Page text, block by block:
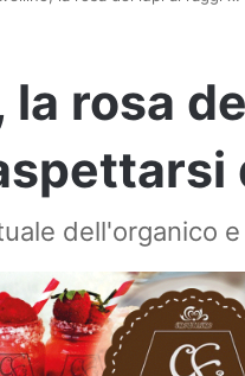
la rosa
dell'organico